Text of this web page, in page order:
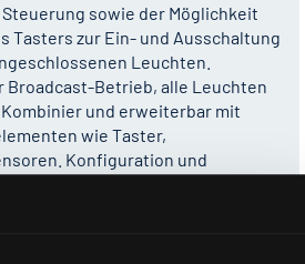
sowie der Möglichkeit
Tasters zur Ein- und Ausschaltung
Leuchten.
Betrieb, alle Leuchten
und erweiterbar mit
wie Taster,
Konfiguration und
zur Steuerung der